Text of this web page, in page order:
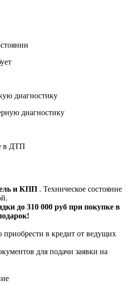
диагностику
диагностику
в ДТП
и КПП . Техническое состояние
до 310 000 руб при покупке в
в кредит от ведущих
для подачи заявки на